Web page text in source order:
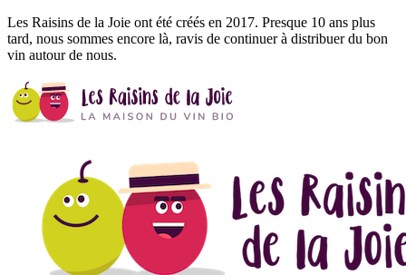
Les Raisins de la Joie ont été créés en 2017. Presque 10 ans plus
tard, nous sommes encore là, ravis de continuer à distribuer du bon
vin autour de nous.